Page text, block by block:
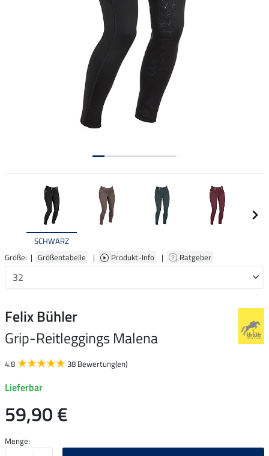
SCHWARZ
Größe: | Größentabelle | Produkt-Info | Ratgeber
Felix Bühler
Grip-Reitleggings Malena
4.8 38 Bewertung(en)
Lieferbar
59,90 €
Menge: